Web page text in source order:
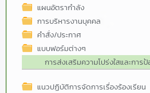
แผนอัตรากำลัง
การบริหารงานบุคคล
คำสั่ง/ประกาศ
แบบฟอร์มต่างๆ
การส่งเสริมความโปร่งใสและการ
แนวปฏิบัติการจัดการเรื่องร้องเรียน